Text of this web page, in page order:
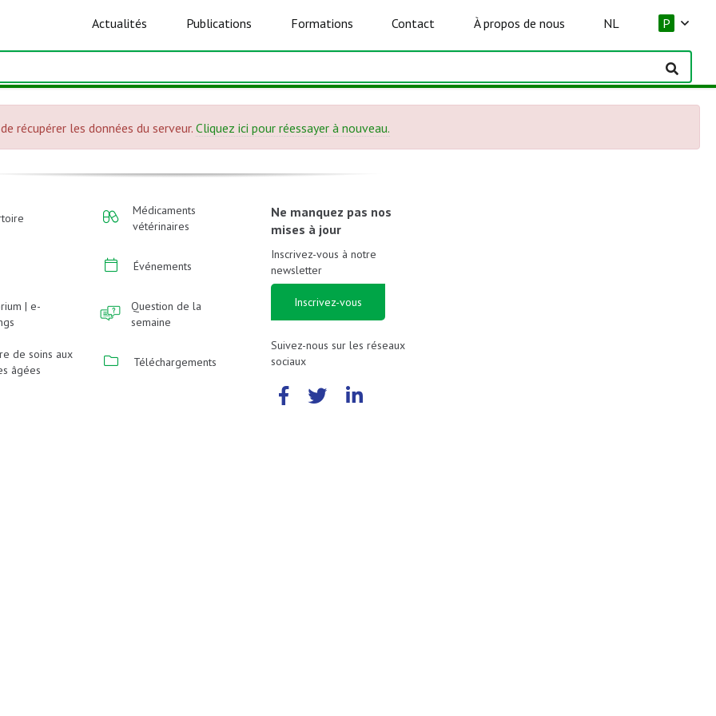
Actualités Publications Formations Contact À propos de nous NL P
récupérer les données du serveur. Cliquez ici pour réessayer à nouveau.
| e-
de soins aux
âgées
Médicaments
vétérinaires
Événements
Question de la
semaine
Téléchargements
Ne manquez pas nos
mises à jour
Inscrivez-vous à notre
newsletter
Inscrivez-vous
Suivez-nous sur les réseaux
sociaux